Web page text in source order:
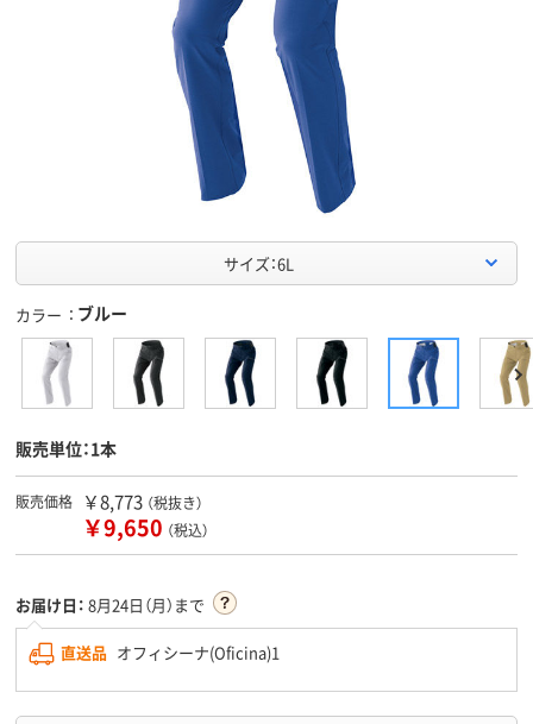
サイズ：6L
カラー ブルー
販売単位：1本
販売価格 ￥8,773 （税抜き）
￥9,650 （税込）
お届け日： 8月24日（月）まで
直送品 オフィシーナ(Oficina)1